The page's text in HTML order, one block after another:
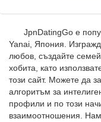
JpnDatingGo е
Yanai, Япония.
любов, създайте
хобита, като
този сайт. Можете да
алгоритъм за
профили и по този
взаимоотношения.